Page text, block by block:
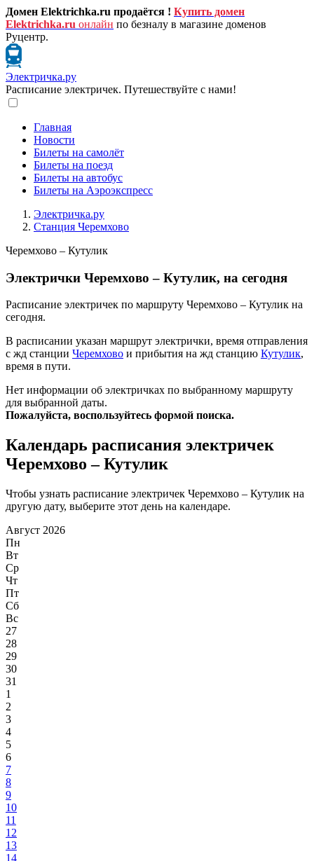
Домен Elektrichka.ru продаётся ! Купить домен
Elektrichka.ru онлайн по безналу в магазине доменов
Руцентр.
Электричка.ру
Расписание электричек. Путешествуйте с нами!
Главная
Новости
Билеты на самолёт
Билеты на поезд
Билеты на автобус
Билеты на Аэроэкспресс
Электричка.ру
Станция Черемхово
Черемхово – Кутулик
Электрички Черемхово – Кутулик, на сегодня
Расписание электричек по маршруту Черемхово – Кутулик на
сегодня.
В расписании указан маршрут электрички, время отправления
с жд станции Черемхово и прибытия на жд станцию Кутулик,
время в пути.
Нет информации об электричках по выбранному маршруту
для выбранной даты.
Пожалуйста, воспользуйтесь формой поиска.
Календарь расписания электричек
Черемхово – Кутулик
Чтобы узнать расписание электричек Черемхово – Кутулик на
другую дату, выберите этот день на календаре.
Август 2026
Пн
Вт
Ср
Чт
Пт
Сб
Вс
27
28
29
30
31
1
2
3
4
5
6
7
8
9
10
11
12
13
14